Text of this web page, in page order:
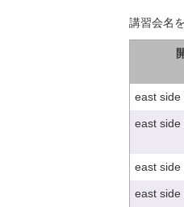
講習会名
east side
east side
east side
east side